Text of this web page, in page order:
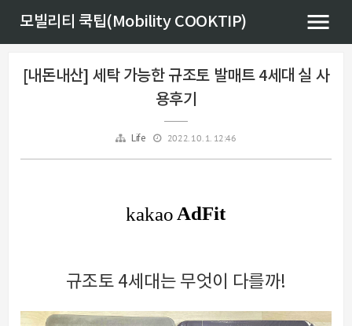
모빌리티 쿡팁(Mobility COOKTIP)
[내돈내산] 세탁 가능한 규조토 발매트 4세대 실 사
용후기
Life 2022. 10. 1. 12:46
규조토 4세대는 무엇이 다를까!